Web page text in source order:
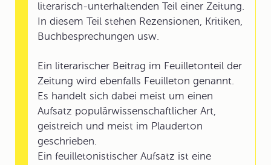
literarisch-unterhaltenden Teil einer Zeitung.
In diesem Teil stehen Rezensionen, Kritiken,
Buchbesprechungen usw.
Ein literarischer Beitrag im Feuilletonteil der
Zeitung wird ebenfalls Feuilleton genannt.
Es handelt sich dabei meist um einen
Aufsatz populärwissenschaftlicher Art,
geistreich und meist im Plauderton
geschrieben.
Ein feuilletonistischer Aufsatz ist eine